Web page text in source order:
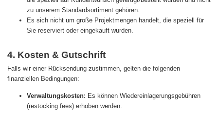
zu unserem Standardsortiment gehören.
Es sich nicht um große Projektmengen handelt, die speziell für
Sie reserviert oder eingekauft wurden.
4. Kosten & Gutschrift
Falls wir einer Rücksendung zustimmen, gelten die folgenden
finanziellen Bedingungen:
Verwaltungskosten: Es können Wiedereinlagerungsgebühren
(restocking fees) erhoben werden.